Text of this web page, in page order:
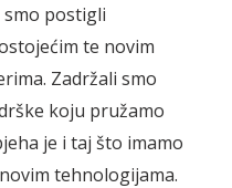
postigli
te novim
Zadržali smo
koju pružamo
je i taj što imamo
tehnologijama.